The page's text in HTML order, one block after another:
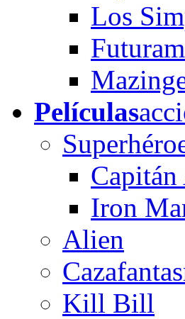
Los
Películas
Iron
Alien
Kill Bill